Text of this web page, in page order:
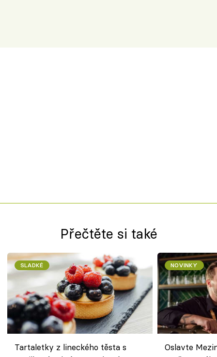
Přečtěte si také
SLADKÉ
Tartaletky z lineckého těsta s
NOVINKY
Oslavte